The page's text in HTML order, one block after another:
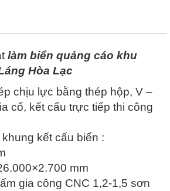
làm biển quảng cáo khu
Hòa Lạc
chịu lực bằng thép hộp, V –
cố, kết cấu trực tiếp thi công
kết cấu biển :
mm
gia công CNC 1,2-1,5 sơn